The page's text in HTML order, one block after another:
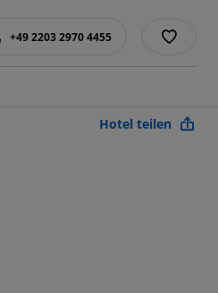
+49 2203 2970 4455
Hotel teilen